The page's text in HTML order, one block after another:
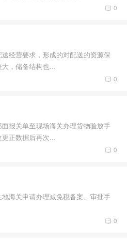
0
经营要求，形成的对配送的资源保
，储备结构也...
0
报关单至现场海关办理货物验放手
正数据后再次...
0
海关申请办理减免税备案、审批手
0